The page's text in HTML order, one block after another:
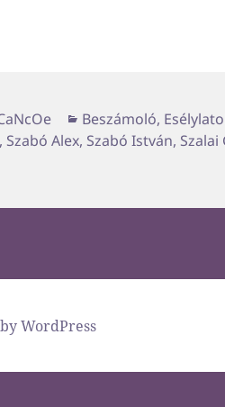
Kategória
Beszámoló,
, Szabó Alex, Szabó István, Szalai
WordPress